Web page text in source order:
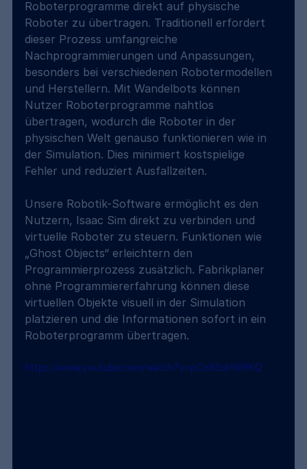
Roboterprogramme direkt auf physische
Roboter zu übertragen. Traditionell erfordert
dieser Prozess umfangreiche
Nachprogrammierungen und Anpassungen,
besonders bei verschiedenen Robotermodellen
und Herstellern. Mit Wandelbots können
Nutzer Roboterprogramme nahtlos
übertragen, wodurch die Roboter in der
physischen Welt genauso funktionieren wie in
der Simulation. Dies minimiert kostspielige
Fehler und reduziert Ausfallzeiten.
Unsere Robotik-Software ermöglicht es den
Nutzern, Isaac Sim direkt zu verbinden und
virtuelle Roboter zu steuern. Funktionen wie
„Ghost Objects“ erleichtern den
Programmierprozess zusätzlich. Fabrikplaner
ohne Programmiererfahrung können diese
virtuellen Objekte visuell in der Simulation
platzieren und die Informationen sofort in ein
Roboterprogramm übertragen.
https://www.youtube.com/watch?v=pCn8SsHW9KQ